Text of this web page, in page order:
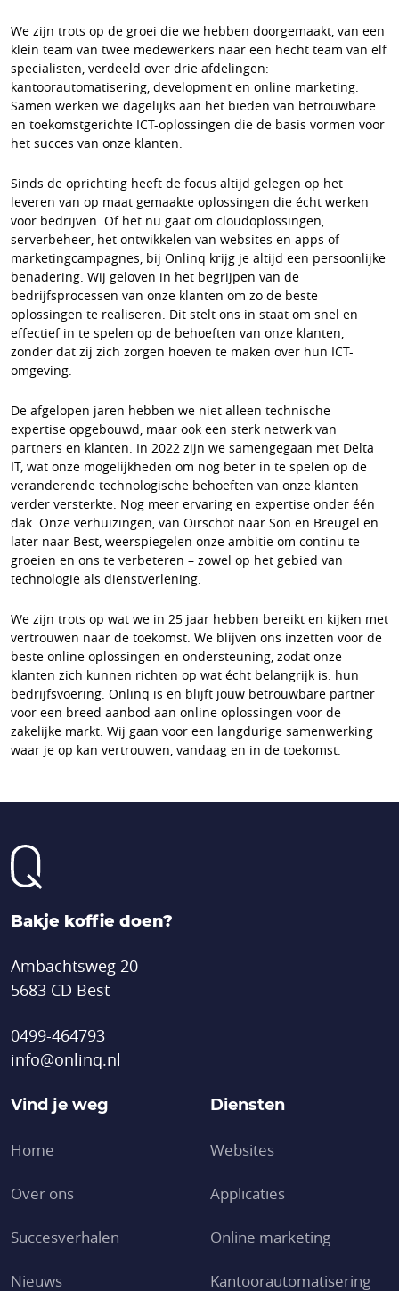
We zijn trots op de groei die we hebben doorgemaakt, van een
klein team van twee medewerkers naar een hecht team van elf
specialisten, verdeeld over drie afdelingen:
kantoorautomatisering, development en online marketing.
Samen werken we dagelijks aan het bieden van betrouwbare
en toekomstgerichte ICT-oplossingen die de basis vormen voor
het succes van onze klanten.
Sinds de oprichting heeft de focus altijd gelegen op het
leveren van op maat gemaakte oplossingen die écht werken
voor bedrijven. Of het nu gaat om cloudoplossingen,
serverbeheer, het ontwikkelen van websites en apps of
marketingcampagnes, bij Onlinq krijg je altijd een persoonlijke
benadering. Wij geloven in het begrijpen van de
bedrijfsprocessen van onze klanten om zo de beste
oplossingen te realiseren. Dit stelt ons in staat om snel en
effectief in te spelen op de behoeften van onze klanten,
zonder dat zij zich zorgen hoeven te maken over hun ICT-
omgeving.
De afgelopen jaren hebben we niet alleen technische
expertise opgebouwd, maar ook een sterk netwerk van
partners en klanten. In 2022 zijn we samengegaan met Delta
IT, wat onze mogelijkheden om nog beter in te spelen op de
veranderende technologische behoeften van onze klanten
verder versterkte. Nog meer ervaring en expertise onder één
dak. Onze verhuizingen, van Oirschot naar Son en Breugel en
later naar Best, weerspiegelen onze ambitie om continu te
groeien en ons te verbeteren – zowel op het gebied van
technologie als dienstverlening.
We zijn trots op wat we in 25 jaar hebben bereikt en kijken met
vertrouwen naar de toekomst. We blijven ons inzetten voor de
beste online oplossingen en ondersteuning, zodat onze
klanten zich kunnen richten op wat écht belangrijk is: hun
bedrijfsvoering. Onlinq is en blijft jouw betrouwbare partner
voor een breed aanbod aan online oplossingen voor de
zakelijke markt. Wij gaan voor een langdurige samenwerking
waar je op kan vertrouwen, vandaag en in de toekomst.
Bakje koffie doen?
Ambachtsweg 20
5683 CD Best
0499-464793
info@onlinq.nl
Vind je weg
Home
Over ons
Succesverhalen
Nieuws
Diensten
Websites
Applicaties
Online marketing
Kantoor­automatisering